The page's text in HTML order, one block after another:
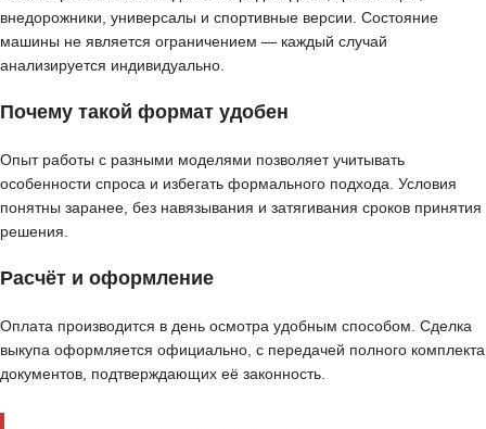
внедорожники, универсалы и спортивные версии. Состояние
машины не является ограничением — каждый случай
анализируется индивидуально.
Почему такой формат удобен
Опыт работы с разными моделями позволяет учитывать
особенности спроса и избегать формального подхода. Условия
понятны заранее, без навязывания и затягивания сроков принятия
решения.
Расчёт и оформление
Оплата производится в день осмотра удобным способом. Сделка
выкупа оформляется официально, с передачей полного комплекта
документов, подтверждающих её законность.